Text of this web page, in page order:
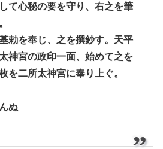
て心秘の要を守り、右之を筆
勅を奉じ、之を撰鈔す。天平
神宮の政印一面、始めて之を
を二所太神宮に奉り上ぐ。
ぬ